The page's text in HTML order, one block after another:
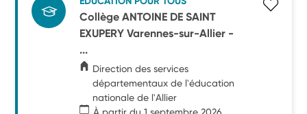
Collège ANTOINE DE SAINT
EXUPERY Varennes-sur-Allier -
...
Direction des services
départementaux de l'éducation
nationale de l'Allier
À partir du 1 septembre 2026